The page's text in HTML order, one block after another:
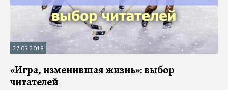
27.05.2018
«Игра, изменившая жизнь»: выбор
читателей